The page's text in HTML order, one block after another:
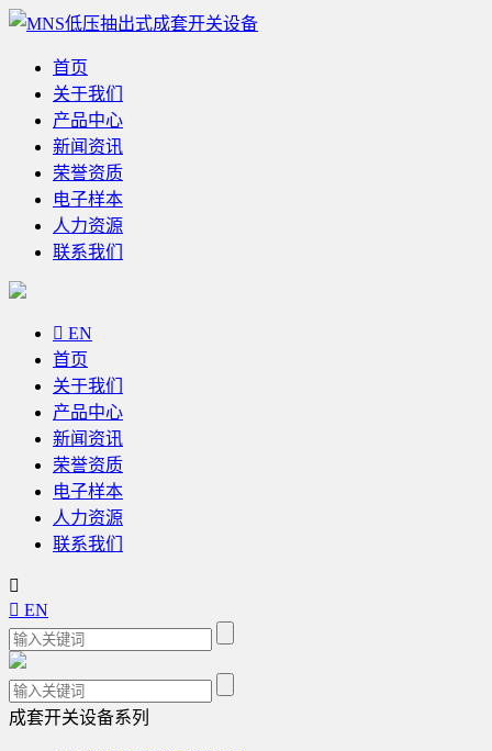
首页
关于我们
产品中心
新闻资讯
荣誉资质
电子样本
人力资源
联系我们
 EN
首页
关于我们
产品中心
新闻资讯
荣誉资质
电子样本
人力资源
联系我们

 EN
成套开关设备系列